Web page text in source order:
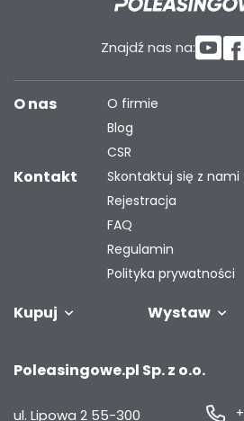
Znajdź nas na:
Kupuj
przyczepy
Wystaw
Twoją flotę
O nas
O firmie
Blog
CSR
Kontakt
Skontaktuj się z nami
Rejestracja
FAQ
Regulamin
Polityka prywatności
Poleasingowe.pl Sp. z o.o.
ul. Lipowa 2 55-300